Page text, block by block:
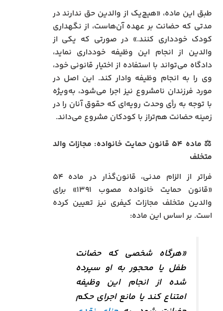
طبق این ماده، «هیچ‌یک از والدین حق ندارند در
مدتی که حضانت بر عهده آن‌هاست، از نگهداری
کودک خودداری کنند.» در صورتی که یکی از
والدین از انجام این وظیفه خودداری نماید،
دادگاه می‌تواند با استفاده از اختیار قانونی خود،
وی را به انجام وظیفه وادار کند. این اصل در
مورد فرزندان نامشروع نیز اجرا می‌شود، به‌ویژه
با توجه به رأی وحدت رویه‌ای که حقوق آنان را در
زمینه حضانت هم‌تراز با کودکان مشروع می‌داند.
⚖️
ماده ۵۴ قانون حمایت خانواده: مجازات والد
متخلف
فراتر از الزام مدنی، قانون‌گذار در ماده ۵۴
«قانون حمایت خانواده مصوب ۱۳۹۱» برای
والدین متخلف مجازات کیفری نیز تعیین کرده
است. بر اساس این ماده:
«هرگاه شخصی که حضانت
طفل یا محجور به او سپرده
شده از انجام این وظیفه
امتناع کند یا مانع اجرای حکم